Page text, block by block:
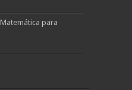
para